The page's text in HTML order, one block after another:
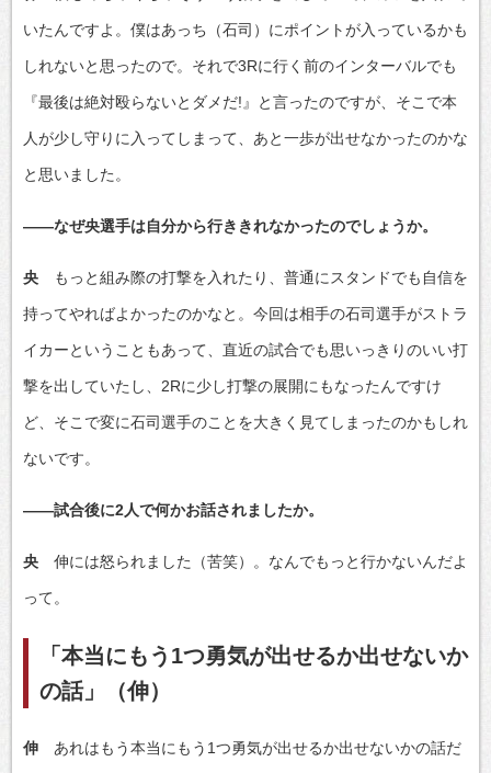
いたんですよ。僕はあっち（石司）にポイントが入っているかも
しれないと思ったので。それで3Rに行く前のインターバルでも
『最後は絶対殴らないとダメだ!』と言ったのですが、そこで本
人が少し守りに入ってしまって、あと一歩が出せなかったのかな
と思いました。
――なぜ央選手は自分から行ききれなかったのでしょうか。
央 もっと組み際の打撃を入れたり、普通にスタンドでも自信を
持ってやればよかったのかなと。今回は相手の石司選手がストラ
イカーということもあって、直近の試合でも思いっきりのいい打
撃を出していたし、2Rに少し打撃の展開にもなったんですけ
ど、そこで変に石司選手のことを大きく見てしまったのかもしれ
ないです。
――試合後に2人で何かお話されましたか。
央 伸には怒られました（苦笑）。なんでもっと行かないんだよ
って。
「本当にもう1つ勇気が出せるか出せないか
の話」（伸）
伸 あれはもう本当にもう1つ勇気が出せるか出せないかの話だ